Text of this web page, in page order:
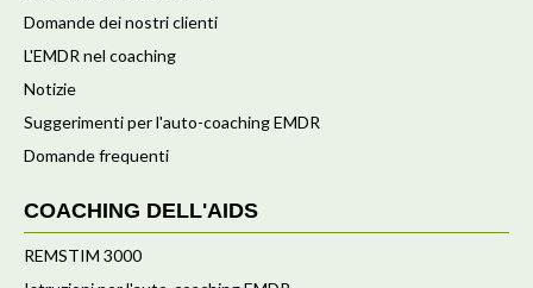
Domande dei nostri clienti
L'EMDR nel coaching
Notizie
Suggerimenti per l'auto-coaching EMDR
Domande frequenti
COACHING DELL'AIDS
REMSTIM 3000